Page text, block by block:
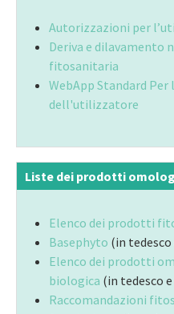
Autorizzazioni per
Deriva e dilavamento
fitosanitaria
WebApp Standard
dell'utilizzatore
Liste dei prodotti
Elenco dei prodotti
Basephyto (in tedesco
Elenco dei prodotti
biologica (in tedesco
Raccomandazioni